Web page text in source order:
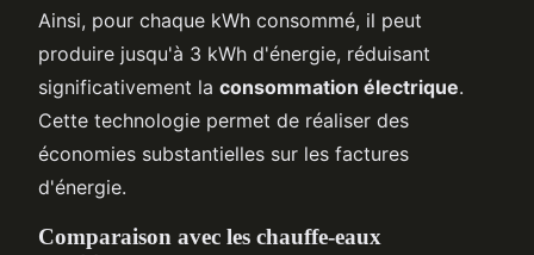
Ainsi, pour chaque kWh consommé, il peut
produire jusqu'à 3 kWh d'énergie, réduisant
significativement la consommation électrique.
Cette technologie permet de réaliser des
économies substantielles sur les factures
d'énergie.
Comparaison avec les chauffe-eaux